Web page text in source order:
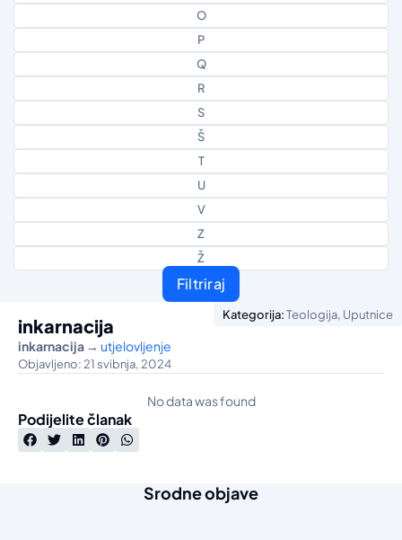
O
P
Q
R
S
Š
T
U
V
Z
Ž
Filtriraj
Kategorija:Teologija, Uputnice
inkarnacija
inkarnacija → utjelovljenje
Objavljeno: 21 svibnja, 2024
No data was found
Podijelite članak
Srodne objave